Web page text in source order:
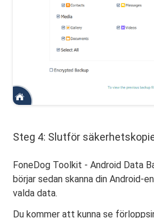
Steg 4: Slutför
FoneDog Toolkit - Android Data
börjar sedan skanna din Android-
valda data.
Du kommer att kunna se